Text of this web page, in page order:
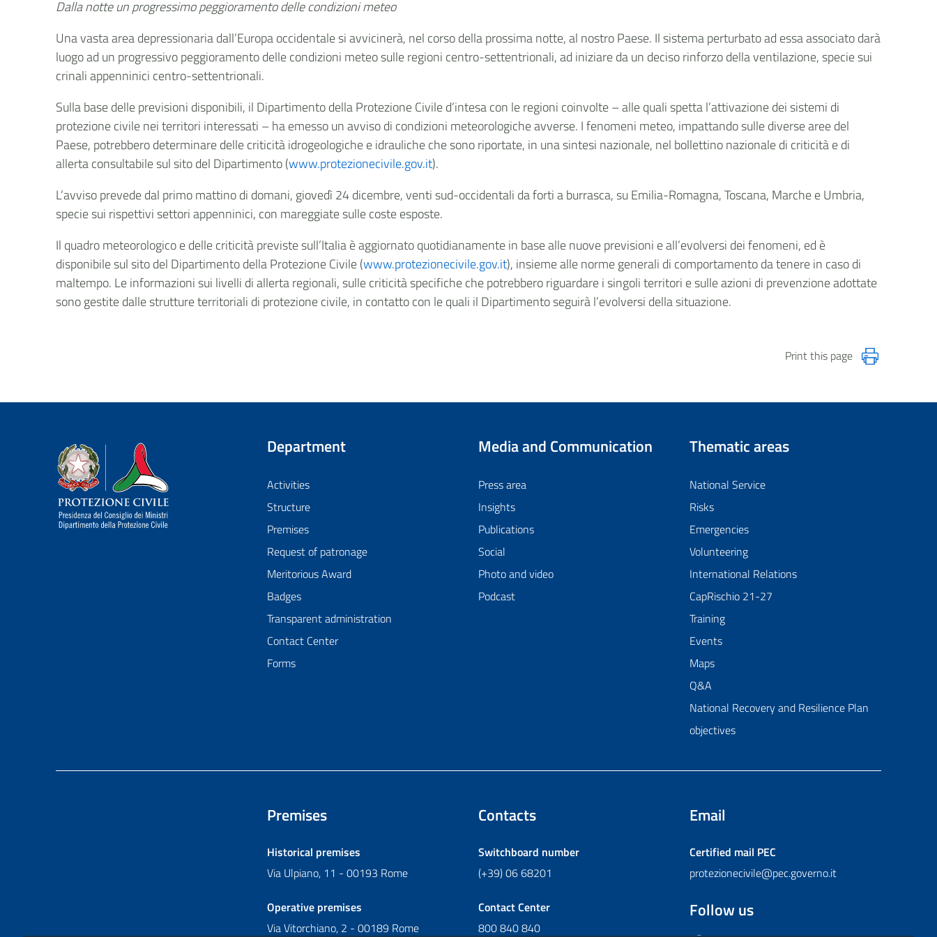
Dalla notte un progressimo peggioramento delle condizioni meteo
Una vasta area depressionaria dall’Europa occidentale si avvicinerà, nel corso della prossima notte, al nostro Paese. Il sistema perturbato ad essa associato darà
luogo ad un progressivo peggioramento delle condizioni meteo sulle regioni centro-settentrionali, ad iniziare da un deciso rinforzo della ventilazione, specie sui
crinali appenninici centro-settentrionali.
Sulla base delle previsioni disponibili, il Dipartimento della Protezione Civile d’intesa con le regioni coinvolte – alle quali spetta l’attivazione dei sistemi di
protezione civile nei territori interessati – ha emesso un avviso di condizioni meteorologiche avverse. I fenomeni meteo, impattando sulle diverse aree del
Paese, potrebbero determinare delle criticità idrogeologiche e idrauliche che sono riportate, in una sintesi nazionale, nel bollettino nazionale di criticità e di
allerta consultabile sul sito del Dipartimento (www.protezionecivile.gov.it).
L’avviso prevede dal primo mattino di domani, giovedì 24 dicembre, venti sud-occidentali da forti a burrasca, su Emilia-Romagna, Toscana, Marche e Umbria,
specie sui rispettivi settori appenninici, con mareggiate sulle coste esposte.
Il quadro meteorologico e delle criticità previste sull’Italia è aggiornato quotidianamente in base alle nuove previsioni e all’evolversi dei fenomeni, ed è
disponibile sul sito del Dipartimento della Protezione Civile (www.protezionecivile.gov.it), insieme alle norme generali di comportamento da tenere in caso di
maltempo. Le informazioni sui livelli di allerta regionali, sulle criticità specifiche che potrebbero riguardare i singoli territori e sulle azioni di prevenzione adottate
sono gestite dalle strutture territoriali di protezione civile, in contatto con le quali il Dipartimento seguirà l’evolversi della situazione.
Print this page
Dipartimento della Protezione Civile
Department
Activities
Structure
Premises
Request of patronage
Meritorious Award
Badges
Transparent administration
Contact Center
Forms
Media and Communication
Press area
Insights
Publications
Social
Photo and video
Podcast
Thematic areas
National Service
Risks
Emergencies
Volunteering
International Relations
CapRischio 21-27
Training
Events
Maps
Q&A
National Recovery and Resilience Plan
objectives
Premises
Historical premises
Via Ulpiano, 11 - 00193 Rome
Operative premises
Via Vitorchiano, 2 - 00189 Rome
Contacts
Switchboard number
(+39) 06 68201
Contact Center
800 840 840
Email
Certified mail PEC
protezionecivile@pec.governo.it
Follow us